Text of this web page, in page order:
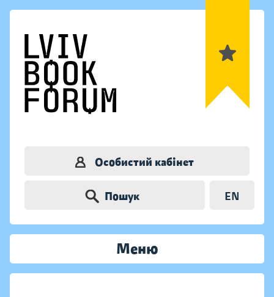
Особистий кабінет
Пошук EN
Меню